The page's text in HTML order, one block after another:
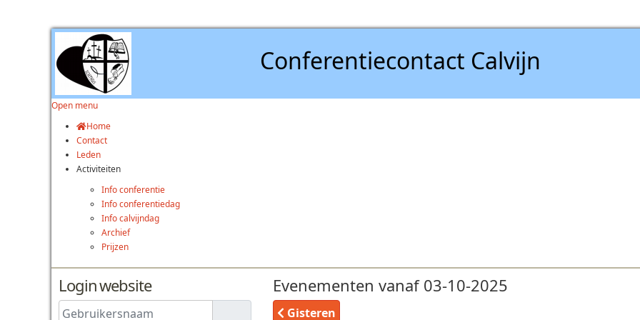
Conferentiecontact Calvijn
Open menu
Home
Contact
Leden
Activiteiten
Info conferentie
Info conferentiedag
Info calvijndag
Archief
Prijzen
Login website
Gebruikersnaam
Evenementen vanaf 03-10-2025
Gisteren